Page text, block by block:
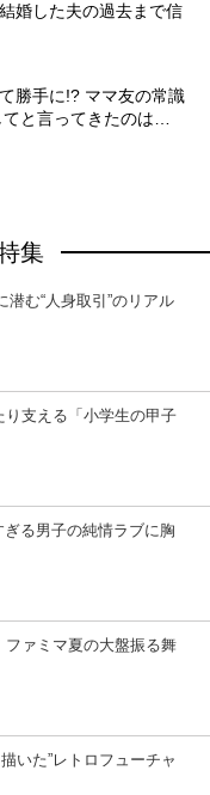
婚した夫の過去まで信
勝手に!? ママ友の常識
てと言ってきたのは…
集
む“人身取引”のリアル
り支える「小学生の甲子
る男子の純情ラブに胸
ファミマ夏の大盤振る舞
いた”レトロフューチャ